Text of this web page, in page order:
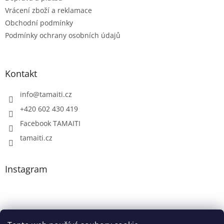
Vrácení zboží a reklamace
Obchodní podmínky
Podmínky ochrany osobních údajů
Kontakt
info@tamaiti.cz
+420 602 430 419
Facebook TAMAITI
tamaiti.cz
Instagram